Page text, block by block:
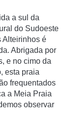
a sul da
do Sudoeste
Alteirinhos é
Abrigada por
e no cimo da
esta praia
frequentados
a Meia Praia
observar